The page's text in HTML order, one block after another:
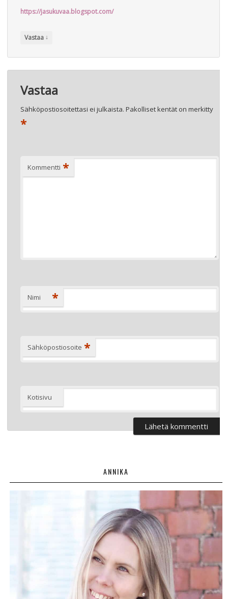
https://jasukuvaa.blogspot.com/
Vastaa ↓
Vastaa
Sähköpostiosoitettasi ei julkaista. Pakolliset kentät on merkitty
*
Kommentti *
Nimi *
Sähköpostiosoite *
Kotisivu
ANNIKA